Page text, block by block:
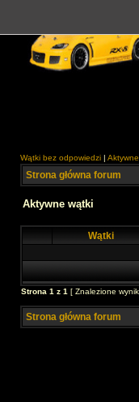
Wątki bez odpowiedzi |
Strona główna forum
Aktywne wątki
Wątki
Strona 1 z 1 [ Znalezione
Strona główna forum